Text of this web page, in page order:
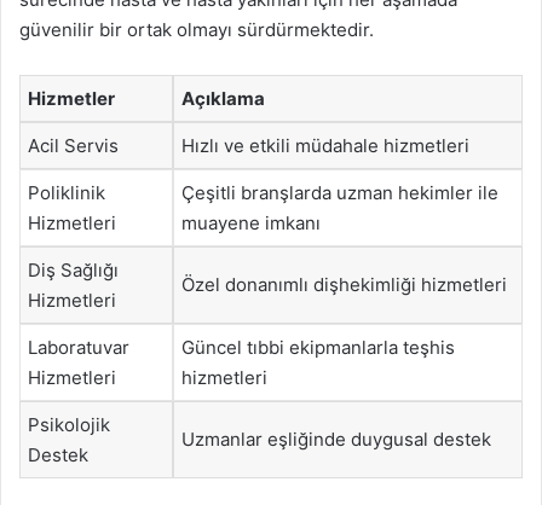
güvenilir bir ortak olmayı sürdürmektedir.
Hizmetler Açıklama
Acil Servis Hızlı ve etkili müdahale hizmetleri
Poliklinik
Hizmetleri
Çeşitli branşlarda uzman hekimler ile
muayene imkanı
Diş Sağlığı
Hizmetleri
Özel donanımlı dişhekimliği hizmetleri
Laboratuvar
Hizmetleri
Güncel tıbbi ekipmanlarla teşhis
hizmetleri
Psikolojik
Destek
Uzmanlar eşliğinde duygusal destek